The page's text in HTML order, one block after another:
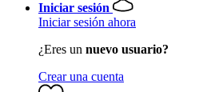
Iniciar sesión
Iniciar sesión ahora
¿Eres un nuevo usuario?
Crear una cuenta